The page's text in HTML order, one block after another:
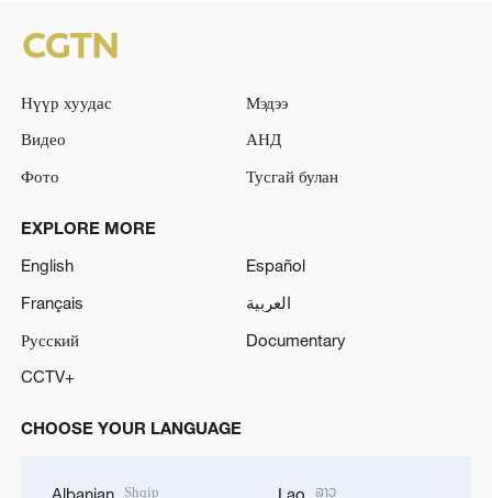
Нүүр хуудас
Мэдээ
Видео
АНД
Фото
Тусгай булан
EXPLORE MORE
English
Español
Français
العربية
Русский
Documentary
CCTV+
CHOOSE YOUR LANGUAGE
Albanian Shqip Lao ລາວ